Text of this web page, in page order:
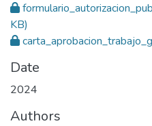
KB)
Date
2024
Authors